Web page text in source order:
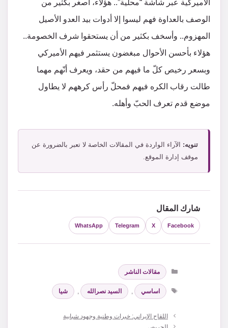
الأميركية عبر شاشة “محلية”.. هؤلاء، أصغر بكثير من
الوصف بالعداوة فهم ليسوا إلا أدوات بيد العدو الأصيل
المهزوم.. وأسخف بكثير من أن يستحقوا شرف الخصومة..
هؤلاء بأحسن الأحوال مبغضون يستثمر فيهم الأميركي
وبسعر رخيص كلّ ما فيهم من حقد، ويعرف أنّهم مهما
طالت رقاب الكره فيهم فمحلّ رأس كرههم لا يطاول
موضع قدم تعرف الحبّ وأهله.
تنويه: الآراء الواردة في المقالات الخاصة لا تعبر بالضرورة عن
موقف إدارة الموقع.
شارك المقال
Facebook
X
Telegram
WhatsApp
التصنيفات
مقالات الناشر
الوسوم
اساسي السيد نصرالله شيا
اللقاح الإيراني: خبرات وطنية وجهود شبابية